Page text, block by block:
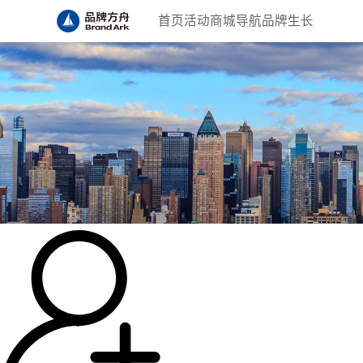
首页 活动商城导航品牌生长